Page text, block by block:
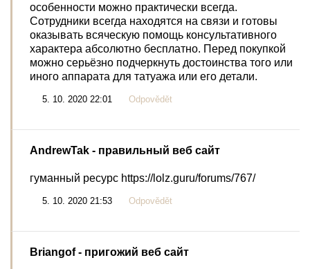
особенности можно практически всегда.
Сотрудники всегда находятся на связи и готовы
оказывать всяческую помощь консультативного
характера абсолютно бесплатно. Перед покупкой
можно серьёзно подчеркнуть достоинства того или
иного аппарата для татуажа или его детали.
5. 10. 2020 22:01 Odpovědět
AndrewTak - правильный веб сайт
гуманный ресурс https://lolz.guru/forums/767/
5. 10. 2020 21:53 Odpovědět
Briangof- пригожий веб сайт